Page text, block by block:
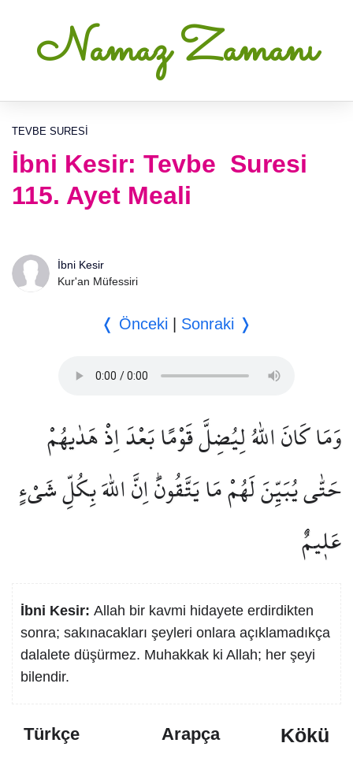
Namaz Zamanı
TEVBE SURESI
İbni Kesir: Tevbe Suresi
115. Ayet Meali
İbni Kesir
Kur'an Müfessiri
❬ Önceki Sonraki ❭
وَمَا كَانَ اللّٰهُ لِيُضِلَّ قَوْمًا بَعْدَ اِذْ هَدٰيهُمْ
حَتّٰى يُبَيِّنَ لَهُمْ مَا يَتَّقُونَۜ اِنَّ اللّٰهَ بِكُلِّ شَيْءٍ
عَل۪يمٌ
İbni Kesir: Allah bir kavmi hidayete erdirdikten
sonra; sakınacakları şeyleri onlara açıklamadıkça
dalalete düşürmez. Muhakkak ki Allah; her şeyi
bilendir.
Türkçe Arapça
Kökü